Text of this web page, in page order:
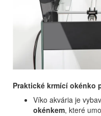
Praktické krmící okénko
Víko akvária je
okénkem, které